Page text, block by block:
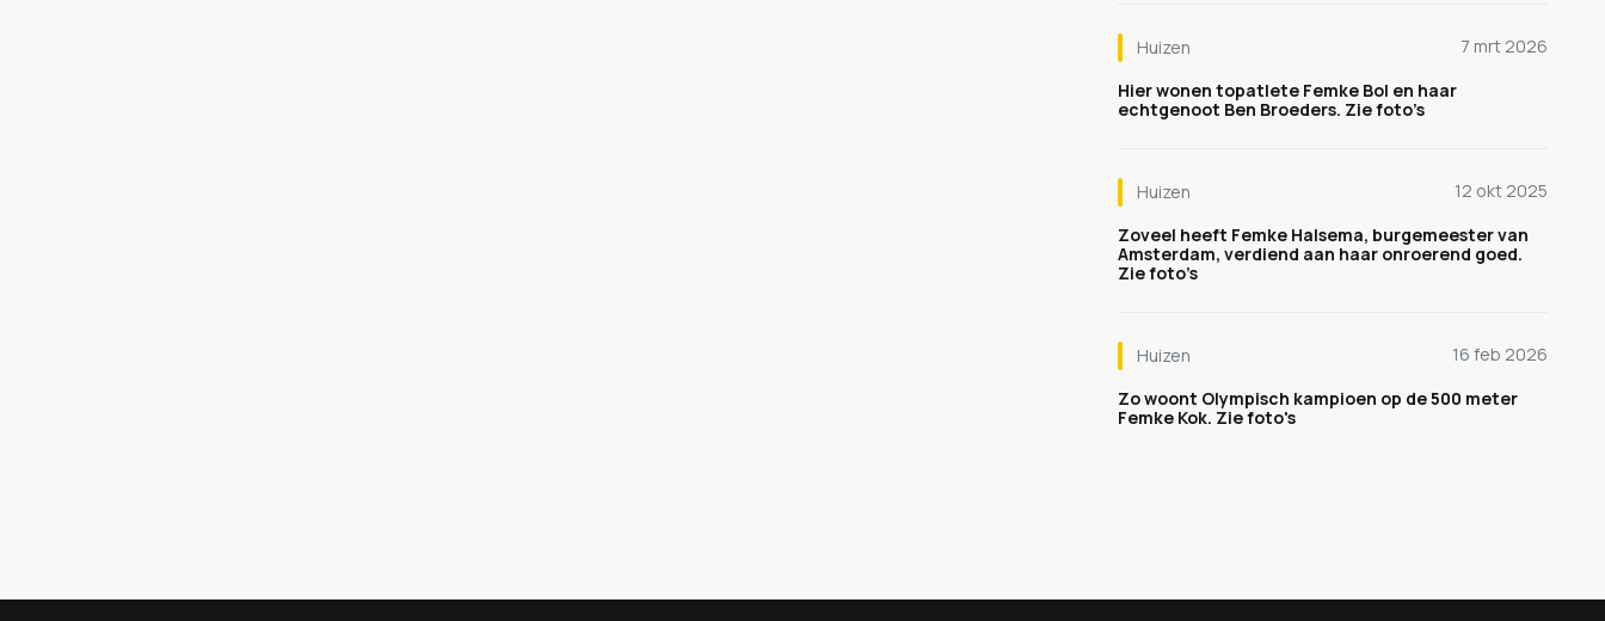
Huizen
7 mrt 2026
Hier wonen topatlete Femke Bol en haar
echtgenoot Ben Broeders. Zie foto’s
Huizen
12 okt 2025
Zoveel heeft Femke Halsema, burgemeester van
Amsterdam, verdiend aan haar onroerend goed.
Zie foto’s
Huizen
16 feb 2026
Zo woont Olympisch kampioen op de 500 meter
Femke Kok. Zie foto's